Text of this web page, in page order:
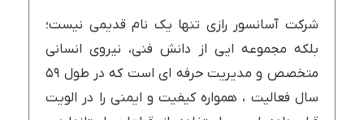
شرکت آسانسور رازی تنها یک نام قدیمی نیست؛
بلکه مجموعه ایی از دانش فنی، نیروی انسانی
متخصص و مدیریت حرفه ای است که در طول ۵۹
سال فعالیت ، همواره کیفیت و ایمنی را در الویت